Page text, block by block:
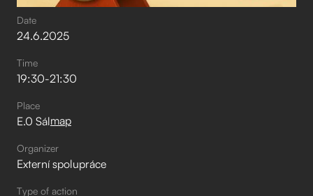
Date
24.6.2025
Time
19:30-21:30
Place
E.0 Sálmap
Organizer
Externí spolupráce
Type of action